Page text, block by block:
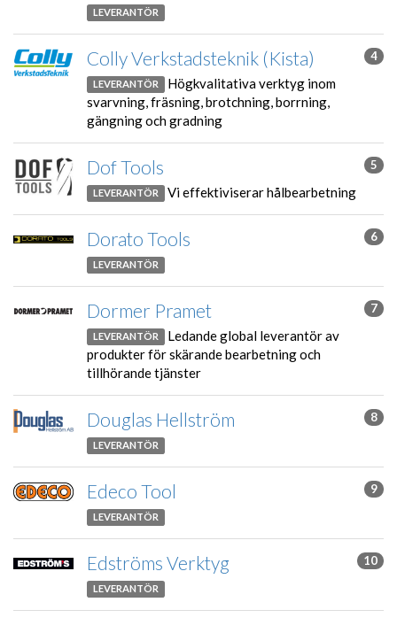
LEVERANTÖR
Colly Verkstadsteknik (Kista) 4
LEVERANTÖR
Högkvalitativa verktyg inom
svarvning, fräsning, brotchning, borrning,
gängning och gradning
Dof Tools 5
LEVERANTÖR Vi effektiviserar hålbearbetning
Dorato Tools 6
LEVERANTÖR
Dormer Pramet 7
LEVERANTÖR
Ledande global leverantör av
produkter för skärande bearbetning och
tillhörande tjänster
Douglas Hellström 8
LEVERANTÖR
Edeco Tool 9
LEVERANTÖR
Edströms Verktyg 10
LEVERANTÖR